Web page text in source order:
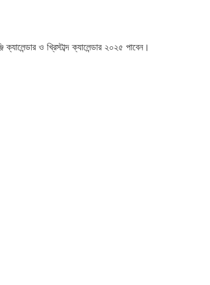
ক্যালেন্ডার ও খ্রিস্টাব্দ ক্যালেন্ডার ২০২৫ পাবেন।